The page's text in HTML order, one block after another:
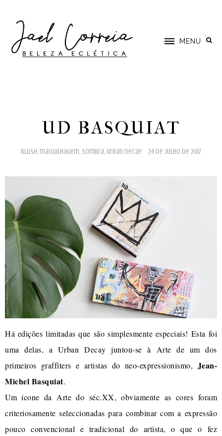
MENU
UD BASQUIAT
blush, maquilhagem, sombra, urban decay 24 de julho de 2017
Há edições limitadas que são simplesmente especiais! Esta foi
uma delas, a Urban Decay juntou-se à Arte de um dos
primeiros graffiters e artistas do neo-expressionismo, Jean-
Michel Basquiat.
Um ícone da Arte do séc.XX, obviamente as cores foram
criteriosamente seleccionadas para combinar com a expressão
pouco convencional e tradicional do artista, o que o fez